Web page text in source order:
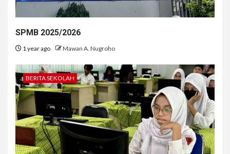
SPMB 2025/2026
1 year ago Mawan A. Nugroho
BERITA SEKOLAH